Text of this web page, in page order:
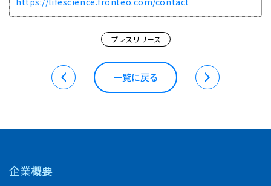
プレスリリース
一覧に戻る
企業概要